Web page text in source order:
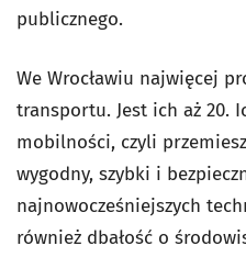
publicznego.
We Wrocławiu najwięcej
transportu. Jest ich aż 20.
mobilności, czyli
wygodny, szybki i
najnowocześniejszych
również dbałość o